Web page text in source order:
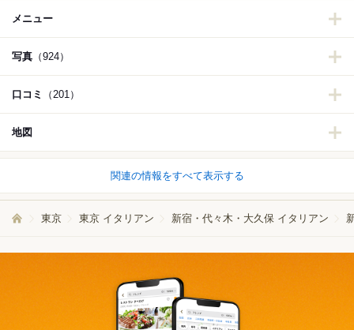
メニュー
写真 （924）
口コミ （201）
地図
関連の情報をすべて表示する
東京 東京 イタリアン 新宿・代々木・大久保 イタリアン